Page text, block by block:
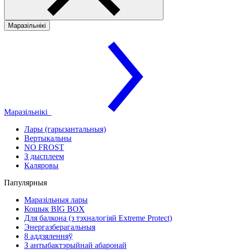
Маразільнікі
Маразільнікі
Лары (гарызантальныя)
Вертыкальны
NO FROST
З дысплеем
Каляровы
Папулярныя
Маразільныя лары
Кошык BIG BOX
Для балкона (з тэхналогіяй Extreme Protect)
Энергазберагальныя
8 аддзяленняў
З антыбактэрыйнай абаронай